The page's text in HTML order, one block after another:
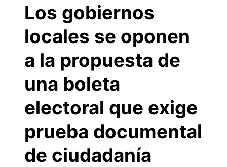
Los gobiernos
locales se oponen
a la propuesta de
una boleta
electoral que exige
prueba documental
de ciudadanía